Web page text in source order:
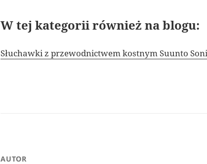
W tej kategorii również na blogu:
Słuchawki z przewodnictwem kostnym Suunto
AUTOR